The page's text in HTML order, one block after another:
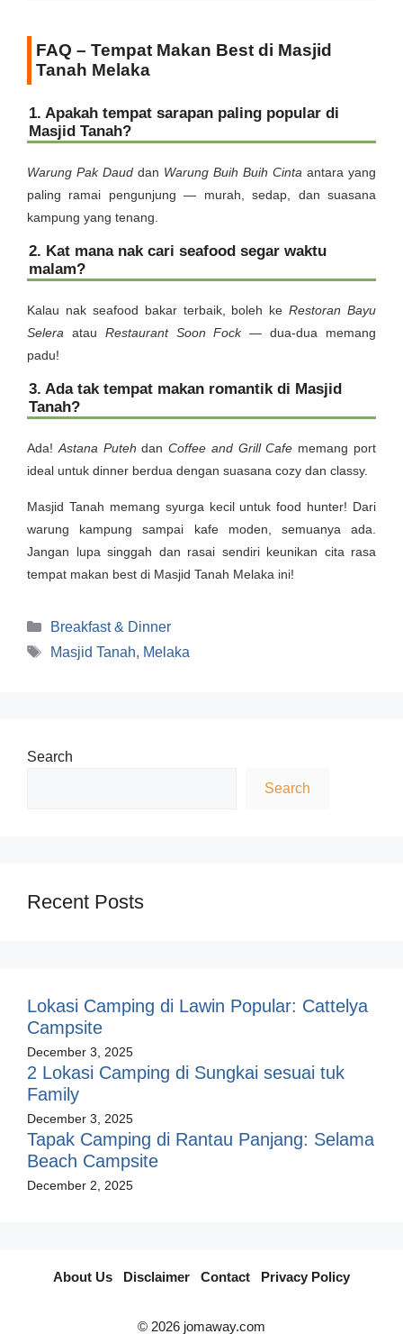
FAQ – Tempat Makan Best di Masjid
Tanah Melaka
1. Apakah tempat sarapan paling popular di
Masjid Tanah?
Warung Pak Daud dan Warung Buih Buih Cinta antara yang
paling ramai pengunjung — murah, sedap, dan suasana
kampung yang tenang.
2. Kat mana nak cari seafood segar waktu
malam?
Kalau nak seafood bakar terbaik, boleh keRestoran Bayu
Selera atau Restaurant Soon Fock— dua-dua memang
padu!
3. Ada tak tempat makan romantik di Masjid
Tanah?
Ada! Astana Puteh danCoffee and Grill Cafe memang port
ideal untuk dinner berdua dengan suasana cozy dan classy.
Masjid Tanah memang syurga kecil untuk food hunter! Dari
warung kampung sampai kafe moden, semuanya ada.
Jangan lupa singgah dan rasai sendiri keunikan cita rasa
tempat makan best di Masjid Tanah Melaka ini!
Categories
Breakfast & Dinner
Tags
Masjid Tanah, Melaka
Search
Search
Recent Posts
Lokasi Camping di Lawin Popular: Cattelya
Campsite
December 3, 2025
2 Lokasi Camping di Sungkai sesuai tuk
Family
December 3, 2025
Tapak Camping di Rantau Panjang: Selama
Beach Campsite
December 2, 2025
About Us Disclaimer Contact Privacy Policy
© 2026 jomaway.com